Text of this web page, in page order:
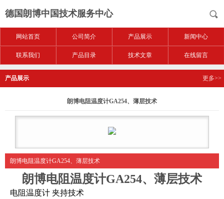
德国朗博中国技术服务中心
网站首页 公司简介 产品展示 新闻中心
联系我们 产品目录 技术文章 在线留言
产品展示 更多>>
朗博电阻温度计GA254、薄层技术
朗博电阻温度计GA254、薄层技术
朗博电阻温度计GA254、薄层技术
电阻温度计 夹持技术